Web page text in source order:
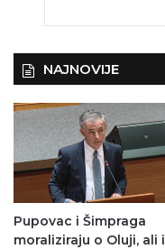
NAJNOVIJE
Pupovac i Šimpraga
moraliziraju o Oluji, ali i